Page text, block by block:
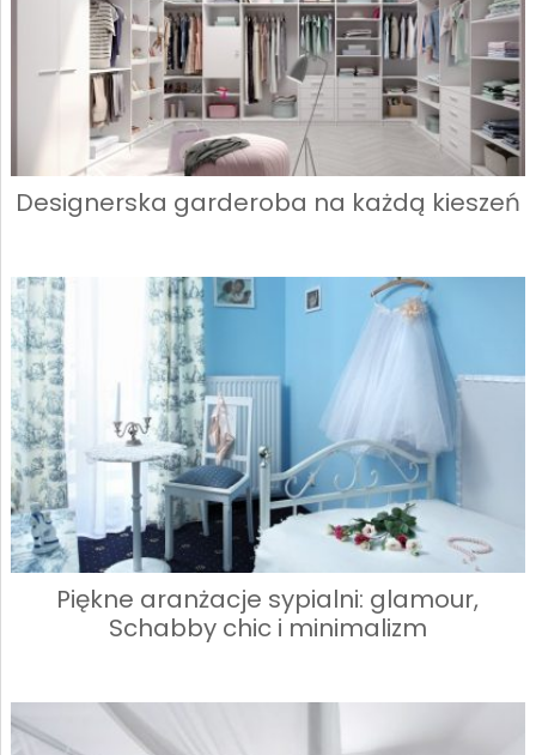
Designerska garderoba na każdą kieszeń
Piękne aranżacje sypialni: glamour,
Schabby chic i minimalizm